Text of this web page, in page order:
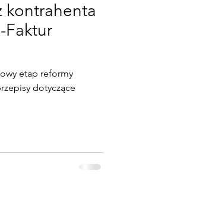
kontrahenta
Faktur
etap reformy
dotyczące